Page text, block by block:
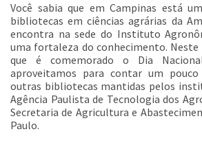
Você sabia que em Campinas está
bibliotecas em ciências agrárias da
encontra na sede do Instituto
uma fortaleza do conhecimento. Neste
que é comemorado o Dia
aproveitamos para contar um
outras bibliotecas mantidas pelos
Agência Paulista de Tecnologia dos
Secretaria de Agricultura e
Paulo.